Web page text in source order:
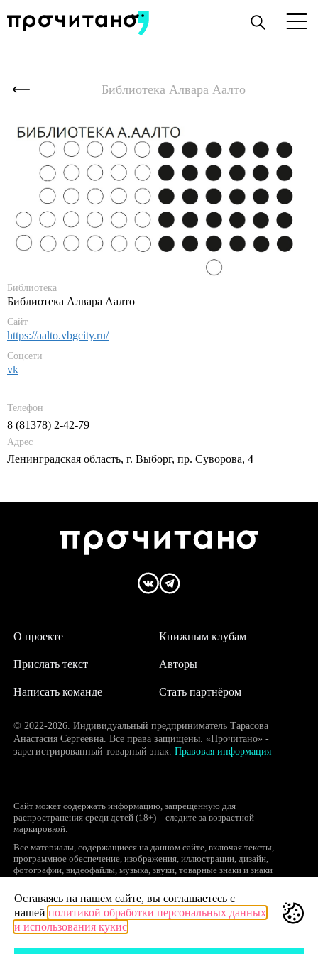
Библиотека Алвара Аалто
Библиотека
Библиотека Алвара Аалто
Сайт
https://aalto.vbgcity.ru/
Соцсети
vk
Адрес
Ленинградская область, г. Выборг, пр. Суворова, 4
Телефон
8 (81378) 2-42-79
О проекте
Написать команде
Авторы
Прислать текст
Книжным клубам
Стать партнёром
© 2022-2026. Индивидуальный предприниматель Тарасова
Анастасия Сергеевна. Все права защищены. «Прочитано» -
зарегистрированный товарный знак. Правовая информация
Сайт может содержать информацию, запрещенную для
распространения среди детей (18+) – следите за возрастной
маркировкой.
Все материалы, содержащиеся на данном сайте, включая тексты,
программное обеспечение, изображения, иллюстрации, дизайн,
фотографии, видеофайлы, музыка, звуки, товарные знаки и знаки
объектами интеллектуальной собственности, исключительные права на
использование которых принадлежат правообладателям.
Запрещается полное или частичное копирование и распространение (в
том числе, путем воспроизведения и размещения на других сайтах и
Оставаясь на нашем сайте, вы соглашаетесь с
нашей политикой обработки персональных данных
и использования кукис